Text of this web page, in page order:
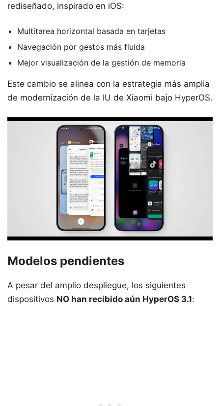
rediseñado, inspirado en iOS:
Multitarea horizontal basada en tarjetas
Navegación por gestos más fluida
Mejor visualización de la gestión de memoria
Este cambio se alinea con la estrategia más amplia
de modernización de la IU de Xiaomi bajo HyperOS.
Modelos pendientes
A pesar del amplio despliegue, los siguientes
dispositivos NO han recibido aún HyperOS 3.1: